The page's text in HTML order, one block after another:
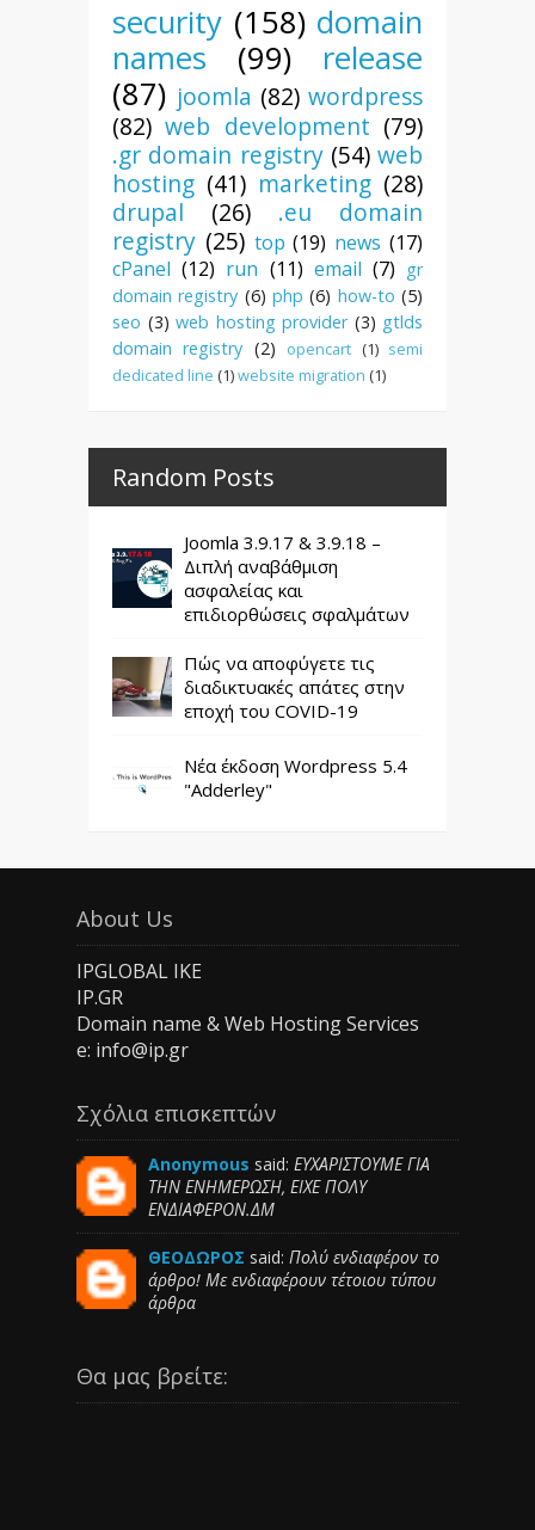
security (158) domain
names
(99)
release
(87) joomla (82) wordpress
(82) web development (79)
.gr domain registry (54) web
hosting (41) marketing (28)
drupal
(26)
.eu domain
registry (25) top (19) news (17)
cPanel (12) run (11) email (7) gr
domain registry (6) php (6) how-to (5)
seo (3) web hosting provider (3) gtlds
domain registry (2) opencart (1) semi
dedicated line (1)website migration (1)
Random Posts
Joomla 3.9.17 & 3.9.18 –
Διπλή αναβάθμιση
ασφαλείας και
επιδιορθώσεις σφαλμάτων
Πώς να αποφύγετε τις
διαδικτυακές απάτες στην
εποχή του COVID-19
Νέα έκδοση Wordpress 5.4
"Adderley"
About Us
IPGLOBAL IKE
IP.GR
Domain name & Web Hosting Services
e: info@ip.gr
Σχόλια επισκεπτών
Anonymous said: ΕΥΧΑΡΙΣΤΟΥΜΕ ΓΙΑ
ΤΗΝ ΕΝΗΜΕΡΩΣΗ, ΕΙΧΕ ΠΟΛΥ
ΕΝΔΙΑΦΕΡΟΝ.ΔΜ
ΘΕΟΔΩΡΟΣ said: Πολύ ενδιαφέρον το
άρθρο! Με ενδιαφέρουν τέτοιου τύπου
άρθρα
Θα μας βρείτε: